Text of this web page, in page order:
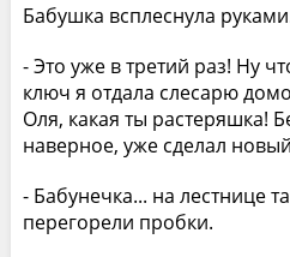
Бабушка всплеснула
- Это уже в третий раз! Ну
ключ я отдала слесарю
Оля, какая ты растеряшка!
наверное, уже сделал
- Бабунечка... на лестнице
перегорели пробки.